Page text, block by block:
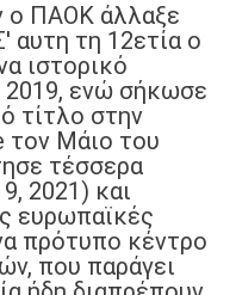
ο ΠΑΟΚ άλλαξε
αυτη τη 12ετία ο
ιστορικό
ενώ σήκωσε
τίτλο στην
τον Μάιο του
τέσσερα
2021) και
ευρωπαϊκές
πρότυπο κέντρο
που παράγει